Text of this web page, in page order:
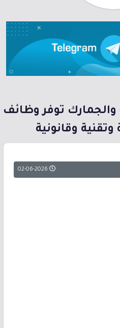
والجمارك توفر وظائف
وتقنية وقانونية
02-06-2026